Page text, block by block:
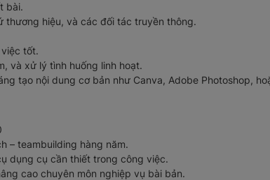
bài.
thương hiệu, và các đối tác truyền thông.
tốt.
và xử lý tình huống linh hoạt.
tạo nội dung cơ bản như Canva, Adobe Photoshop,
– teambuilding hàng năm.
dụng cụ cần thiết trong công việc.
cao chuyên môn nghiệp vụ bài bản.